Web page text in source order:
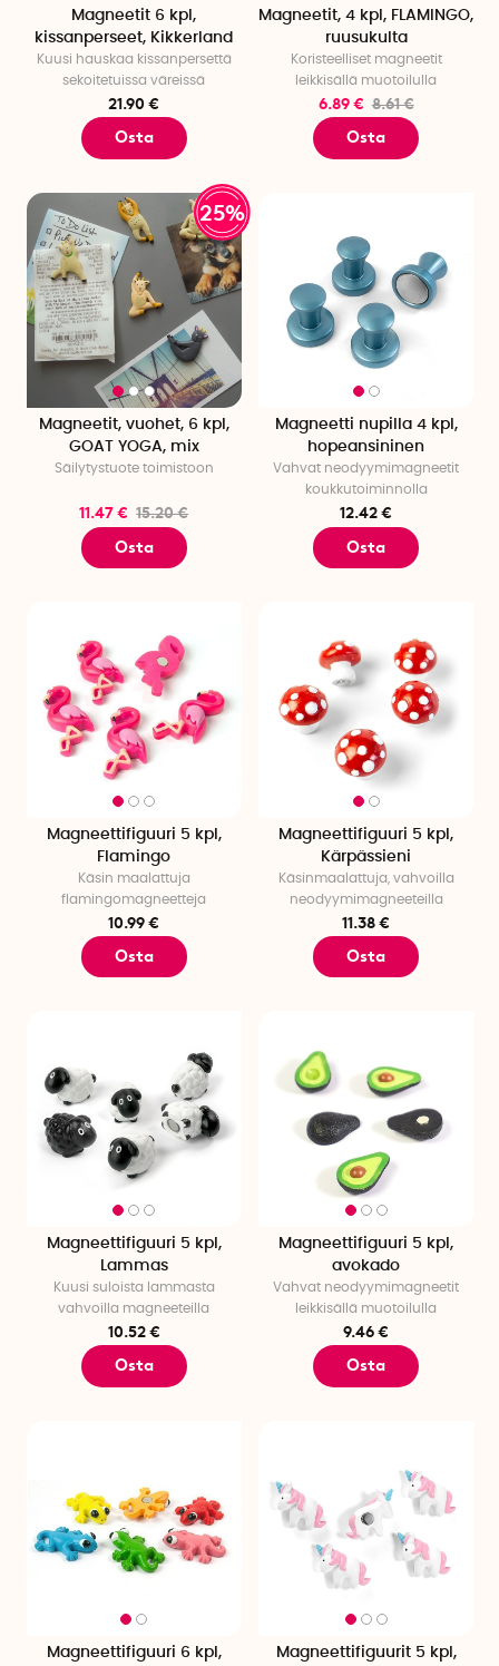
Magneetit 6 kpl,
kissanperseet, Kikkerland
Kuusi hauskaa kissanpersettä
sekoitetuissa väreissä
21.90 €
Osta
Magneetit, 4 kpl, FLAMINGO,
ruusukulta
Koristeelliset magneetit
leikkisällä muotoilulla
6.89 € 8.61 €
Osta
25%
Magneetit, vuohet, 6 kpl,
GOAT YOGA, mix
Säilytystuote toimistoon
11.47 € 15.20 €
Osta
Magneetti nupilla 4 kpl,
hopeansininen
Vahvat neodyymimagneetit
koukkutoiminnolla
12.42 €
Osta
Magneettifiguuri 5 kpl,
Flamingo
Käsin maalattuja
flamingomagneetteja
10.99 €
Osta
Magneettifiguuri 5 kpl,
Kärpässieni
Käsinmaalattuja, vahvoilla
neodyymimagneeteilla
11.38 €
Osta
Magneettifiguuri 5 kpl,
Lammas
Kuusi suloista lammasta
vahvoilla magneeteilla
10.52 €
Osta
Magneettifiguuri 5 kpl,
avokado
Vahvat neodyymimagneetit
leikkisällä muotoilulla
9.46 €
Osta
Magneettifiguuri 6 kpl,
Magneettifiguurit 5 kpl,